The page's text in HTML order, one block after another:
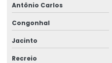
Antônio Carlos
Congonhal
Jacinto
Recreio